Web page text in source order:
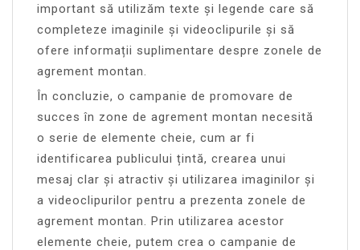
important să utilizăm texte și legende care să
completeze imaginile și videoclipurile și să
ofere informații suplimentare despre zonele de
agrement montan.
În concluzie, o campanie de promovare de
succes în zone de agrement montan necesită
o serie de elemente cheie, cum ar fi
identificarea publicului țintă, crearea unui
mesaj clar și atractiv și utilizarea imaginilor și
a videoclipurilor pentru a prezenta zonele de
agrement montan. Prin utilizarea acestor
elemente cheie, putem crea o campanie de